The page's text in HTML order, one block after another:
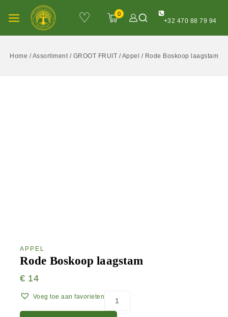
♡ 0
+32 470 88 79 94
Home / Assortiment / GROOT FRUIT / Appel / Rode Boskoop laagstam
APPEL
Rode Boskoop laagstam
€ 14
Voeg toe aan favorieten